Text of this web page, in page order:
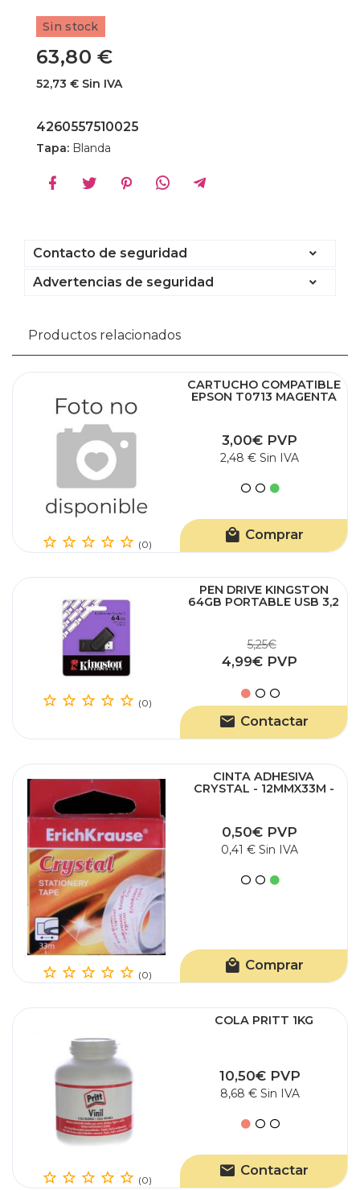
Sin stock
63,80 €
52,73 € Sin IVA
4260557510025
Tapa: Blanda
Contacto de seguridad
Advertencias de seguridad
Productos relacionados
(0)
CARTUCHO COMPATIBLE
EPSON T0713 MAGENTA
3,00€ PVP
2,48 € Sin IVA
Comprar
(0)
PEN DRIVE KINGSTON
64GB PORTABLE USB 3,2
5,25€
4,99€ PVP
Contactar
(0)
CINTA ADHESIVA
CRYSTAL - 12MMX33M -
0,50€ PVP
0,41 € Sin IVA
Comprar
(0)
COLA PRITT 1KG
10,50€ PVP
8,68 € Sin IVA
Contactar